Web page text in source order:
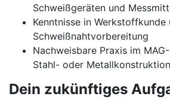
Schweißgeräten und
Kenntnisse in Werkstoffkunde
Schweißnahtvorbereitung
Nachweisbare Praxis im
Stahl- oder
Dein zukünftiges